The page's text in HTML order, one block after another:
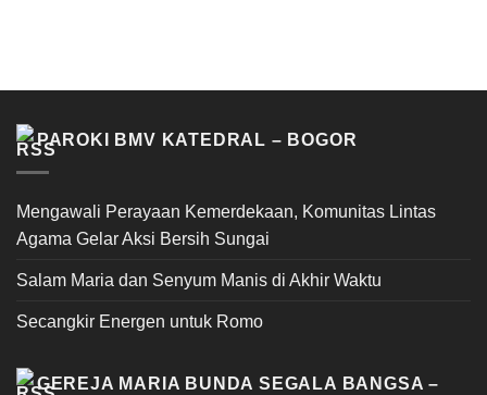
PAROKI BMV KATEDRAL – BOGOR
Mengawali Perayaan Kemerdekaan, Komunitas Lintas
Agama Gelar Aksi Bersih Sungai
Salam Maria dan Senyum Manis di Akhir Waktu
Secangkir Energen untuk Romo
GEREJA MARIA BUNDA SEGALA BANGSA –